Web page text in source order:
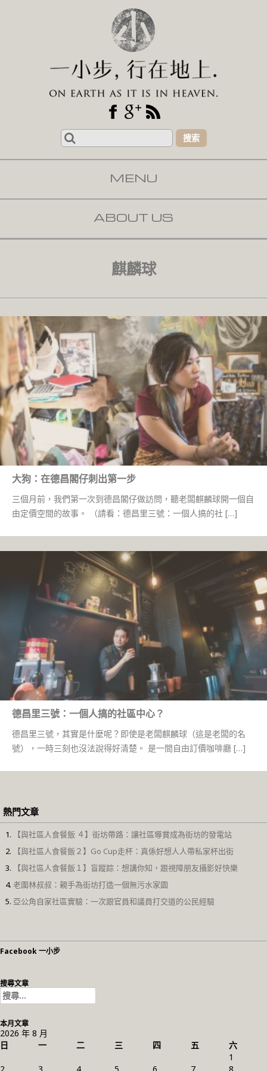
Search
for:
MENU
SKIP TO CONTENT
ABOUT US
麒麟球
大狗：在德昌閣仔刺出第一步
三個月前，我們第一次到德昌閣仔做訪問，聽老闆麒麟球開一個自
由定價空間的故事。 （請看：德昌里三號：一個人搞的社 […]
德昌里三號：一個人搞的社區中心？
德昌里三號，其實是什麼呢？即使是老闆麒麟球（這是老闆的名
號），一時三刻也沒法說得好清楚。 是一間自由訂價咖啡廳 […]
熱門文章
【與社區人食餐飯 ４】街坊帶路：讓社區導賞成為街坊的發電站
【與社區人食餐飯２】Go Cup走杯：真係好想人人帶私家杯出街
【與社區人食餐飯１】盲蹤踪：想講你知，跟視障朋友攝影好快樂
老圍林叔叔：親手為街坊打造一個無污水家園
亞公角自家社區實驗：一次跟官員和議員打交道的公民經驗
Facebook 一小步
搜尋文章
搜
尋
關
鍵
字:
本月文章
2026 年 8 月
日
一 二 三 四 五
六
1